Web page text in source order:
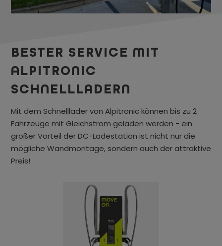
BESTER SERVICE MIT
ALPITRONIC
SCHNELLLADERN
Mit dem Schnelllader von Alpitronic können bis zu 2
Fahrzeuge mit Gleichstrom geladen werden - ein
großer Vorteil der DC-Ladestation ist nicht nur die
mögliche Wandmontage, sondern auch der attraktive
Preis!